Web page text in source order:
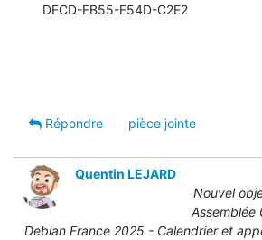
DFCD-FB55-F54D-C2E2
Répondre
pièce jointe
Quentin LEJARD
Nouvel
Assemblée
Debian France 2025 - Calendrier et